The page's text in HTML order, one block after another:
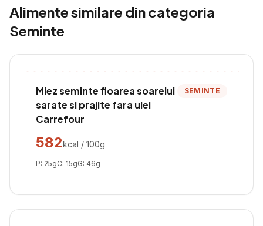
Alimente similare din categoria
Seminte
Miez seminte floarea soarelui
sarate si prajite fara ulei
Carrefour
SEMINTE
582kcal / 100g
P: 25gC: 15gG: 46g